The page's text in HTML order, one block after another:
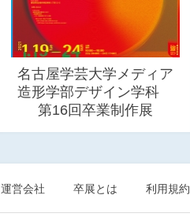
名古屋学芸大学メディア
造形学部デザイン学科
第16回卒業制作展
運営会社 卒展とは 利用規約